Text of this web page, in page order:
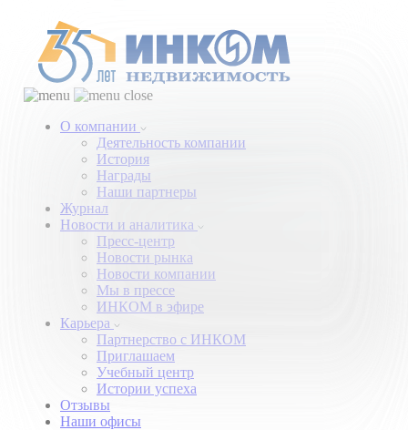
О компании
Деятельность компании
История
Награды
Наши партнеры
Журнал
Новости и аналитика
Пресс-центр
Новости рынка
Новости компании
Мы в прессе
ИНКОМ в эфире
Карьера
Партнерство с ИНКОМ
Приглашаем
Учебный центр
Истории успеха
Отзывы
Наши офисы